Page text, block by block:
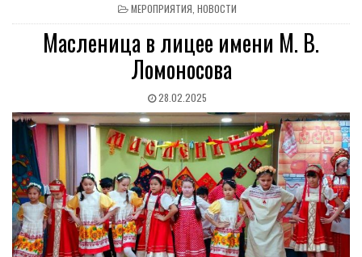
МЕРОПРИЯТИЯ НОВОСТИ
Масленица в лицее имени М. В.
Ломоносова
28.02.2025